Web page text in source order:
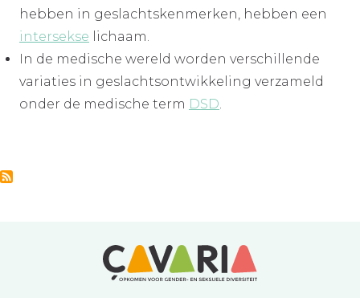
hebben in geslachtskenmerken, hebben een
intersekse lichaam.
In de medische wereld worden verschillende
variaties in geslachtsontwikkeling verzameld
onder de medische term DSD.